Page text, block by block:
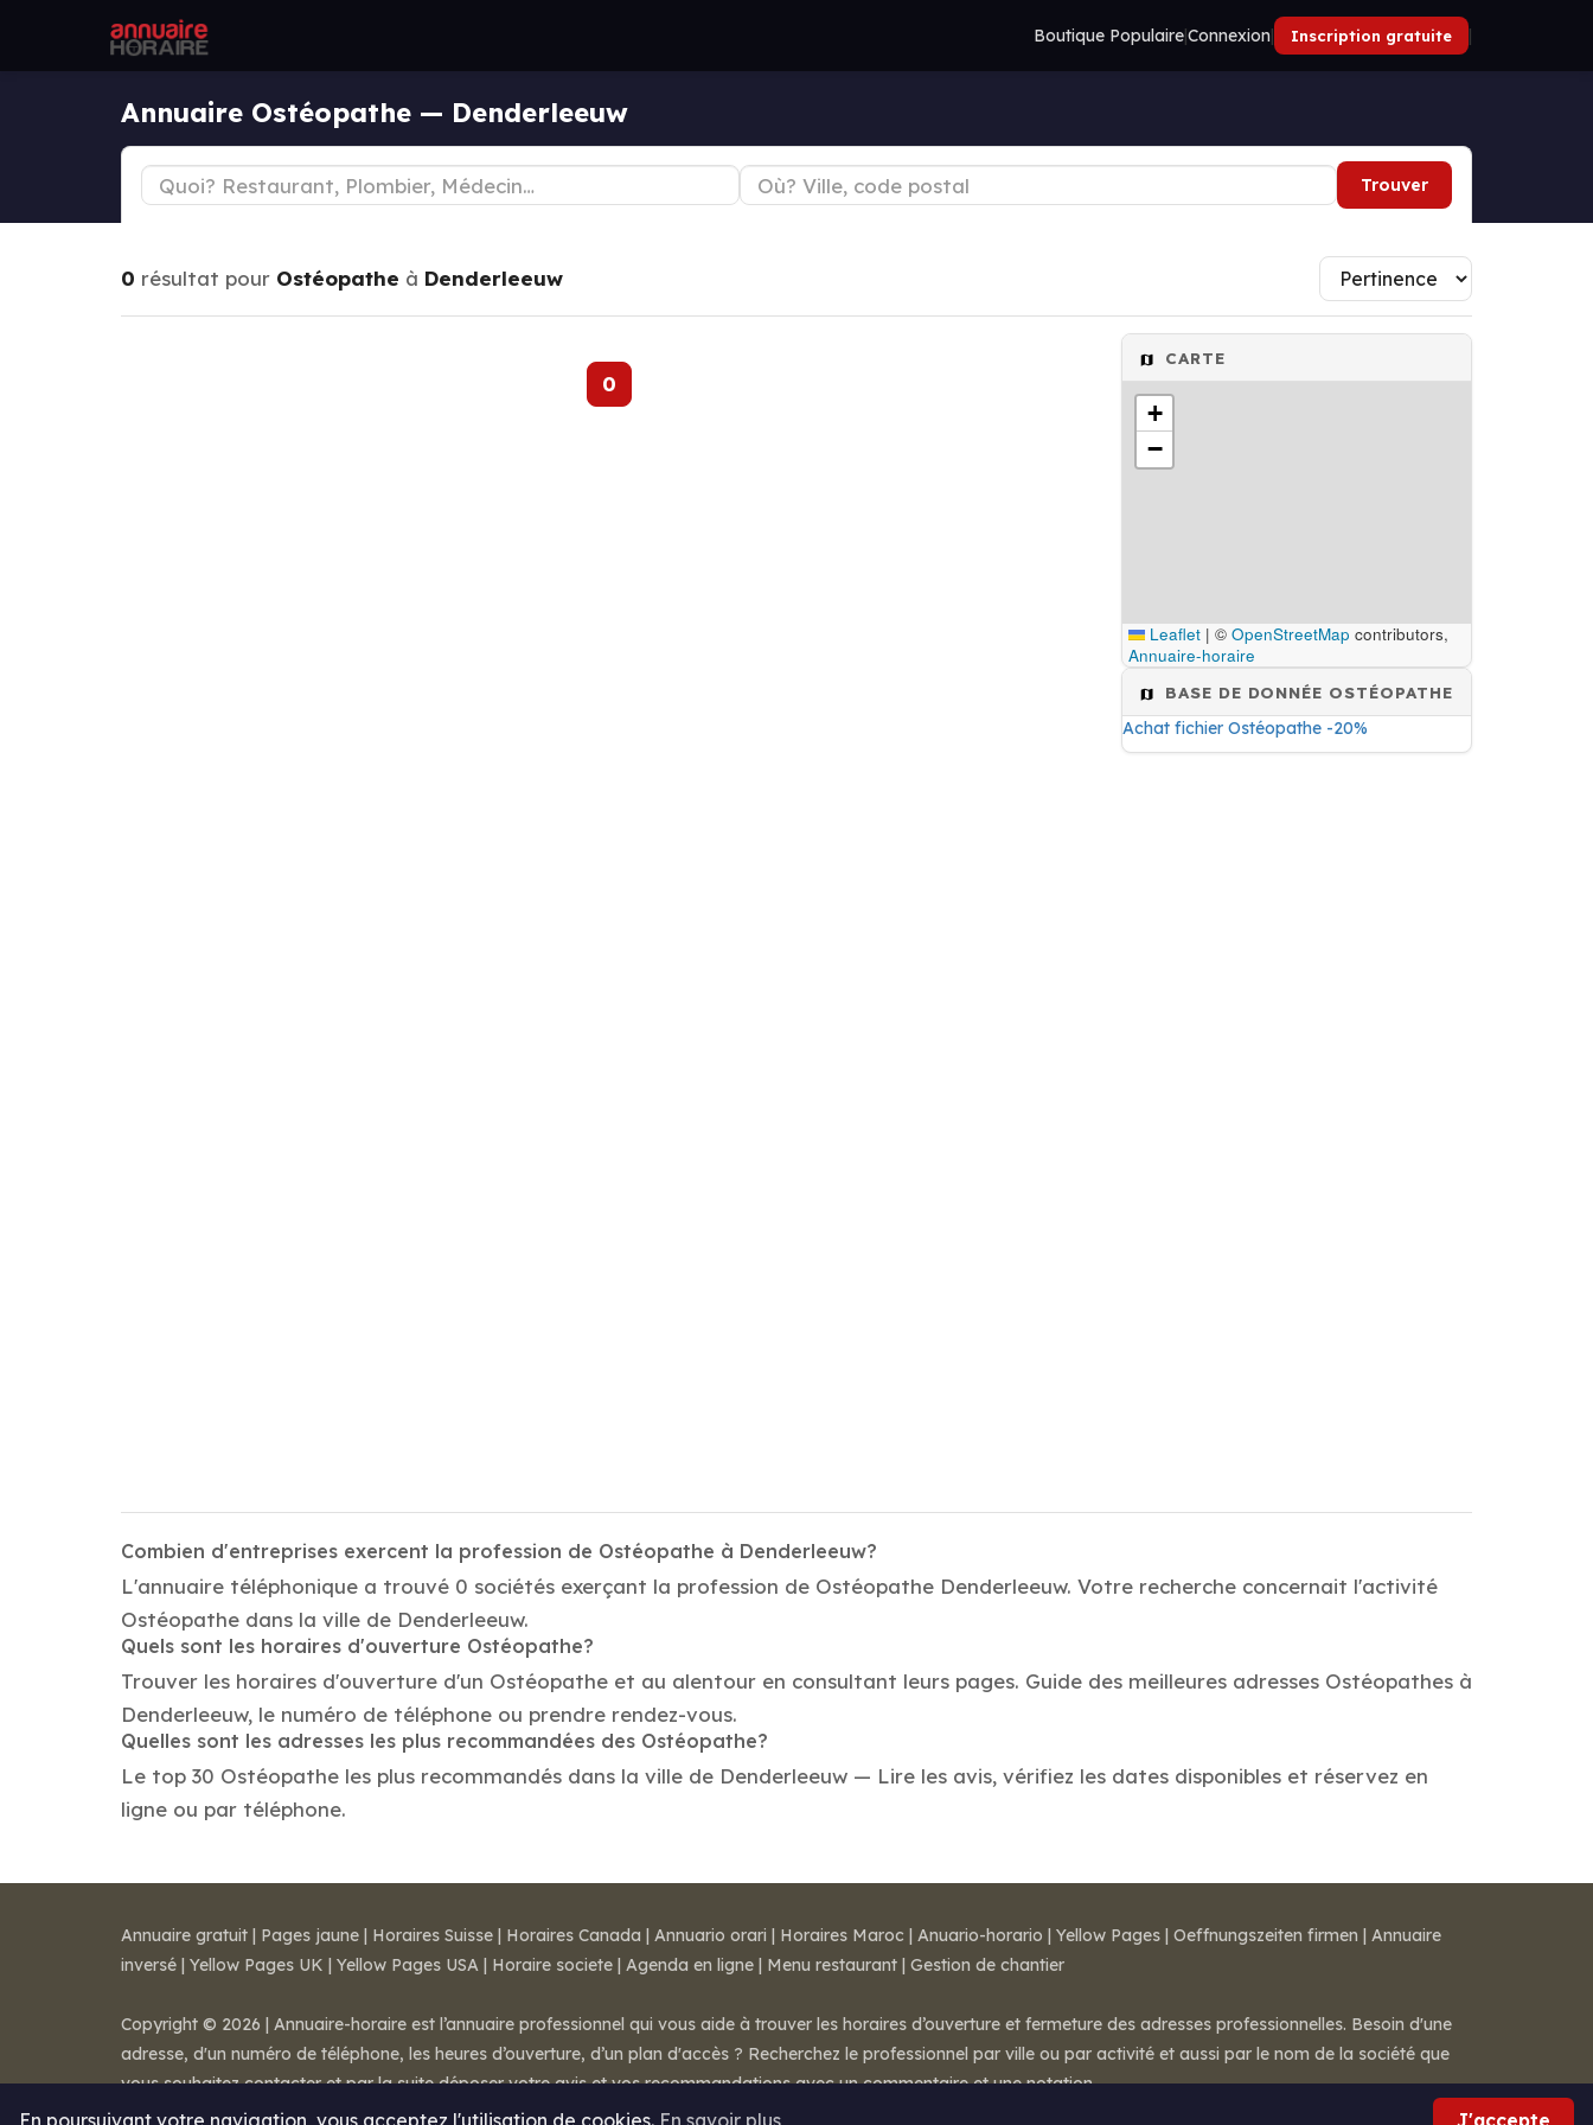
Boutique Populaire|Connexion| Inscription gratuite |
Annuaire Ostéopathe — Denderleeuw
Trouver
0 résultat pour Ostéopathe à Denderleeuw
0
CARTE
+
−
Leaflet | © OpenStreetMap contributors,
Annuaire-horaire
BASE DE DONNÉE OSTÉOPATHE
Achat fichier Ostéopathe -20%
Combien d'entreprises exercent la profession de Ostéopathe à Denderleeuw?
L'annuaire téléphonique a trouvé 0 sociétés exerçant la profession de Ostéopathe Denderleeuw. Votre recherche concernait l'activité
Ostéopathe dans la ville de Denderleeuw.
Quels sont les horaires d'ouverture Ostéopathe?
Trouver les horaires d'ouverture d'un Ostéopathe et au alentour en consultant leurs pages. Guide des meilleures adresses Ostéopathes à
Denderleeuw, le numéro de téléphone ou prendre rendez-vous.
Quelles sont les adresses les plus recommandées des Ostéopathe?
Le top 30 Ostéopathe les plus recommandés dans la ville de Denderleeuw — Lire les avis, vérifiez les dates disponibles et réservez en
ligne ou par téléphone.
En poursuivant votre navigation, vous acceptez l'utilisation de cookies. En savoir plus J'accepte
Annuaire gratuit | Pages jaune | Horaires Suisse | Horaires Canada | Annuario orari | Horaires Maroc | Anuario-horario | Yellow Pages | Oeffnungszeiten firmen | Annuaire
inversé | Yellow Pages UK | Yellow Pages USA | Horaire societe | Agenda en ligne | Menu restaurant | Gestion de chantier
Copyright © 2026 | Annuaire-horaire est l’annuaire professionnel qui vous aide à trouver les horaires d’ouverture et fermeture des adresses professionnelles. Besoin d'une
adresse, d'un numéro de téléphone, les heures d’ouverture, d’un plan d'accès ? Recherchez le professionnel par ville ou par activité et aussi par le nom de la société que
vous souhaitez contacter et par la suite déposer votre avis et vos recommandations avec un commentaire et une notation.
Mentions légales-Conditions de ventes- Contact